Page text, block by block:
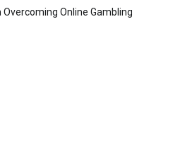
Overcoming Online Gambling